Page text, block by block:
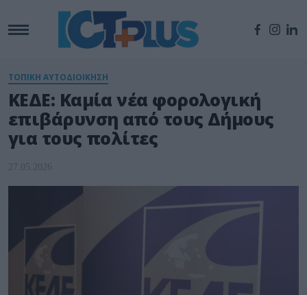
ΤΟΠΙΚΗ ΑΥΤΟΔΙΟΙΚΗΣΗ
ΚΕΔΕ: Καμία νέα φορολογική
επιβάρυνση από τους Δήμους
για τους πολίτες
27.05.2026